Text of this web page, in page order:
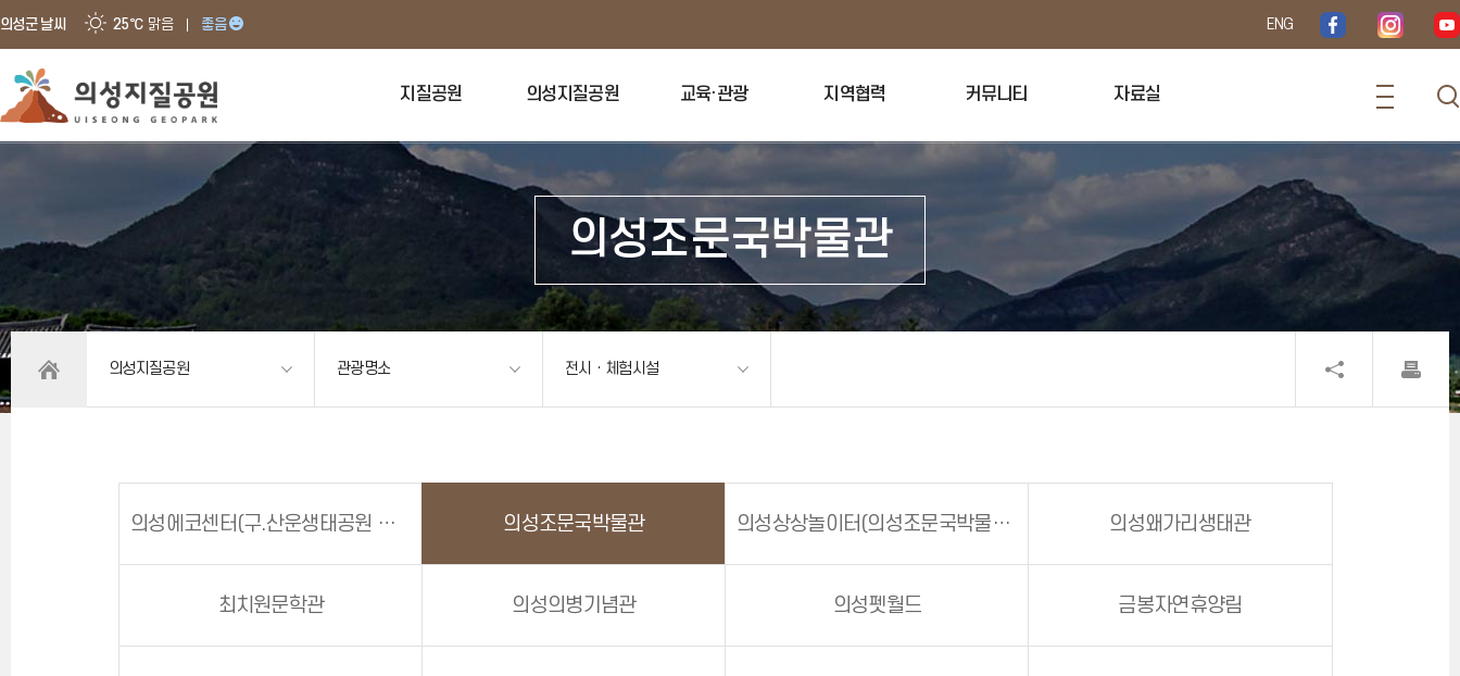
의성군 날씨 25℃ 맑음 좋음 ENG
지질공원 의성지질공원 교육·관광 지역협력 커뮤니티 자료실
의성조문국박물관
의성지질공원 관광명소 전시ㆍ체험시설
의성에코센터(구.산운생태공원 생태관) 의성조문국박물관 의성상상놀이터(의성조문국박물관 별관) 의성왜가리생태관
최치원문학관 의성의병기념관 의성펫월드 금봉자연휴양림